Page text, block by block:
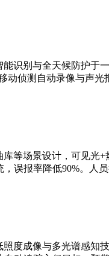
识别与全天候防护
侦测自动录像与声
场景设计，可见光
误报率降低90%。人
度成像与多光谱感